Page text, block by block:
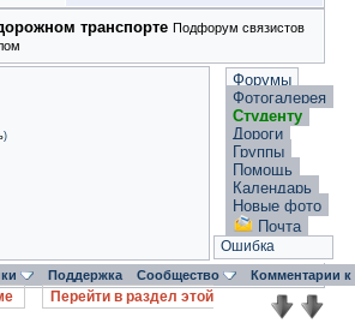
транспорте Подфорум связистов
)
Форумы
Фотогалерея
Студенту
Дороги
Группы
Помощь
Календарь
Новые фото
Почта
Ошибка
Поддержка Сообщество Комментарии
Перейти в раздел этой